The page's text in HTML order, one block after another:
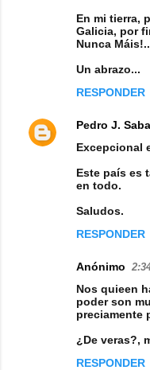
En mi tierra,
Galicia, por
Nunca
Un abrazo...
RESPONDER
Pedro J.
Excepcional
Este país es
en todo.
Saludos.
RESPONDER
Anónimo
Nos quieen
poder son
preciamente
¿De veras?,
RESPONDER